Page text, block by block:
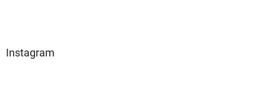
Instagram